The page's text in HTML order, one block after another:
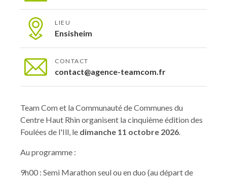
Team Com et la Communauté de Communes du
Centre Haut Rhin organisent la cinquième édition des
Foulées de l'Ill, le dimanche 11 octobre 2026.
Au programme :
9h00 : Semi Marathon seul ou en duo (au départ de
LIEU
Ensisheim
CONTACT
contact@agence-teamcom.fr